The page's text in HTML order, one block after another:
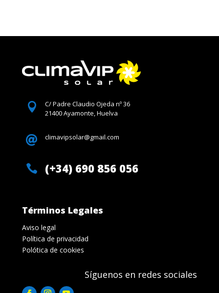

C/ Padre Claudio Ojeda nº 36
21400 Ayamonte, Huelva
 climavipsolar@gmail.com
 (+34) 690 856 056
Términos Legales
Aviso legal
Política de privacidad
Polótica de cookies
Síguenos en redes sociales